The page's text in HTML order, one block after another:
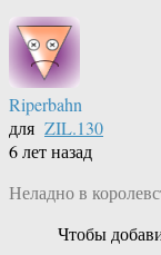
Riperbahn
для ZIL.130
6 лет назад
Неладно в
Чтобы